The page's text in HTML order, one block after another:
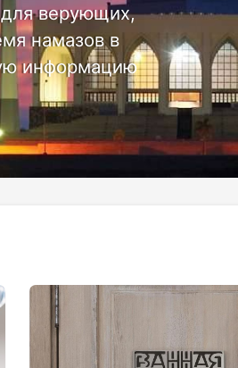
верующих,
намазов в
информацию